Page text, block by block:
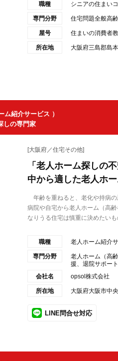
職種 シニアの住まい
専門分野 住宅問題全般高
屋号 住まいの消費者
所在地 大阪府三島郡島
ム紹介サービス ）
しの専門家
[大阪府／住宅その他]
「老人ホーム探しの
中から適した老人ホ
年齢を重ねると、老化や持病の
病院や自宅から老人ホーム（高
なりうる住宅は慎重に決めたいも
職種 老人ホーム紹介
専門分野
老人ホーム（高
援、退院サポー
会社名
opsol株式会社
所在地 大阪府大阪市中
LINE問合せ対応